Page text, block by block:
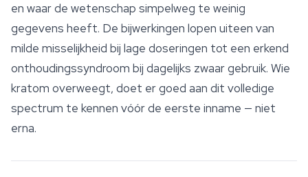
en waar de wetenschap simpelweg te weinig
gegevens heeft. De bijwerkingen lopen uiteen van
milde misselijkheid bij lage doseringen tot een erkend
onthoudingssyndroom bij dagelijks zwaar gebruik. Wie
kratom overweegt, doet er goed aan dit volledige
spectrum te kennen vóór de eerste inname — niet
erna.